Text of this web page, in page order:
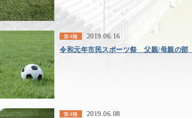
第4種
2019.06.16
令和元年市民スポーツ祭 父親/母親の部
第4種
2019.06.08